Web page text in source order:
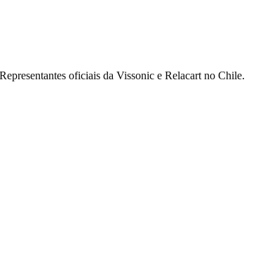
oficiais da Vissonic e Relacart no Chile.